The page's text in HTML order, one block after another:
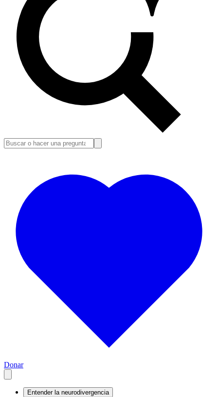
Donar
Entender la neurodivergencia